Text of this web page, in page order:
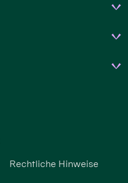
Rechtliche Hinweise